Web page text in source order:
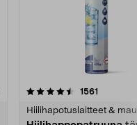
1561
Hiilihapotuslaitteet &
4.5viidestä